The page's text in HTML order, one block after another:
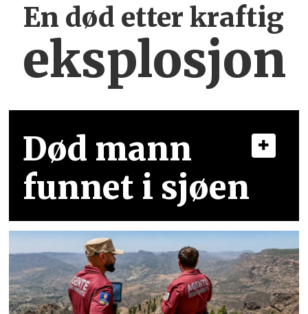
En død etter kraftig
eksplosjon
Død mann
funnet i sjøen